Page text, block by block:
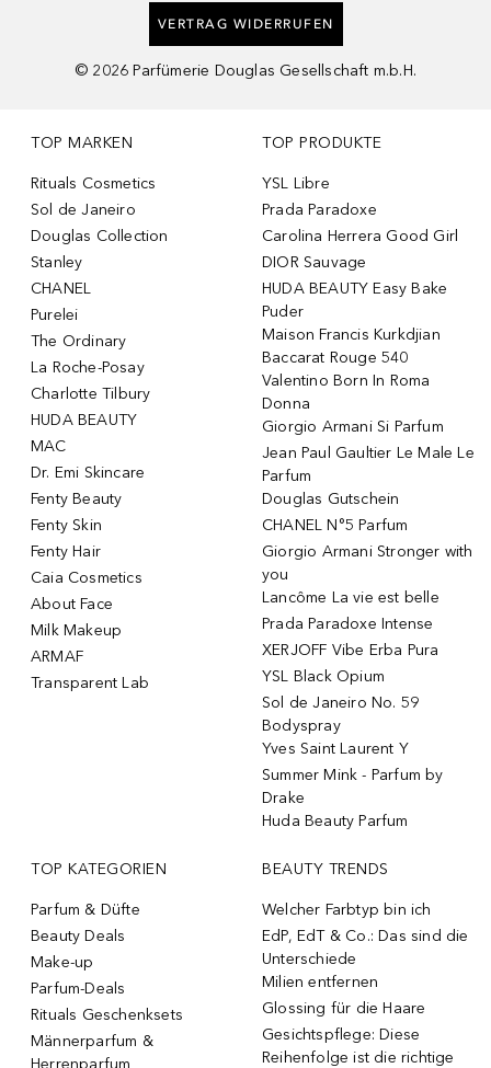
VERTRAG WIDERRUFEN
© 2026 Parfümerie Douglas Gesellschaft m.b.H.
TOP MARKEN
Rituals Cosmetics
Sol de Janeiro
Douglas Collection
Stanley
CHANEL
Purelei
The Ordinary
La Roche-Posay
Charlotte Tilbury
HUDA BEAUTY
MAC
Dr. Emi Skincare
Fenty Beauty
Fenty Skin
Fenty Hair
Caia Cosmetics
About Face
Milk Makeup
ARMAF
Transparent Lab
TOP PRODUKTE
YSL Libre
Prada Paradoxe
Carolina Herrera Good Girl
DIOR Sauvage
HUDA BEAUTY Easy Bake
Puder
Maison Francis Kurkdjian
Baccarat Rouge 540
Valentino Born In Roma
Donna
Giorgio Armani Si Parfum
Jean Paul Gaultier Le Male Le
Parfum
Douglas Gutschein
CHANEL N°5 Parfum
Giorgio Armani Stronger with
you
Lancôme La vie est belle
Prada Paradoxe Intense
XERJOFF Vibe Erba Pura
YSL Black Opium
Sol de Janeiro No. 59
Bodyspray
Yves Saint Laurent Y
Summer Mink - Parfum by
Drake
Huda Beauty Parfum
TOP KATEGORIEN
Parfum & Düfte
Beauty Deals
Make-up
Parfum-Deals
Rituals Geschenksets
Männerparfum &
Herrenparfum
BEAUTY TRENDS
Welcher Farbtyp bin ich
EdP, EdT & Co.: Das sind die
Unterschiede
Milien entfernen
Glossing für die Haare
Gesichtspflege: Diese
Reihenfolge ist die richtige